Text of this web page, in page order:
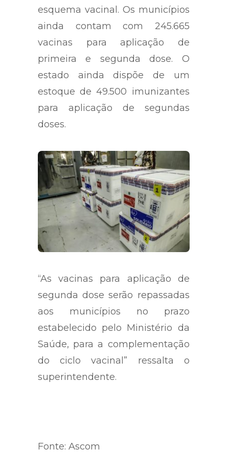
esquema vacinal. Os municípios
ainda contam com 245.665
vacinas para aplicação de
primeira e segunda dose. O
estado ainda dispõe de um
estoque de 49.500 imunizantes
para aplicação de segundas
doses.
“As vacinas para aplicação de
segunda dose serão repassadas
aos municípios no prazo
estabelecido pelo Ministério da
Saúde, para a complementação
do ciclo vacinal” ressalta o
superintendente.
Fonte: Ascom